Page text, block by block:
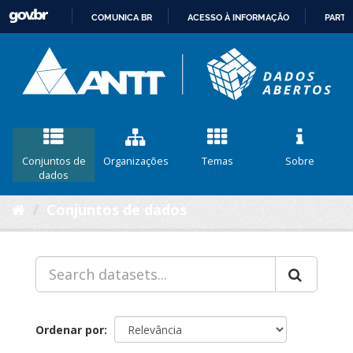
CONTEÚDO
COMUNICA BR ACESSO À INFORMAÇÃO
Conjuntos de
dados
Organizações Temas Sobre
Ordenar por